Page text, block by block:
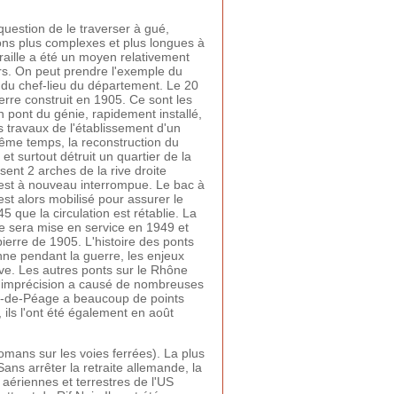
de le traverser à gué,
plus complexes et plus longues à
a été un moyen relativement
On peut prendre l'exemple du
chef-lieu du département. Le 20
construit en 1905. Ce sont les
du génie, rapidement installé,
travaux de l'établissement d'un
temps, la reconstruction du
surtout détruit un quartier de la
2 arches de la rive droite
à nouveau interrompue. Le bac à
alors mobilisé pour assurer le
que la circulation est rétablie. La
sera mise en service en 1949 et
de 1905. L'histoire des ponts
pendant la guerre, les enjeux
Les autres ponts sur le Rhône
a causé de nombreuses
Péage a beaucoup de points
l'ont été également en août
sur les voies ferrées). La plus
arrêter la retraite allemande, la
et terrestres de l'US